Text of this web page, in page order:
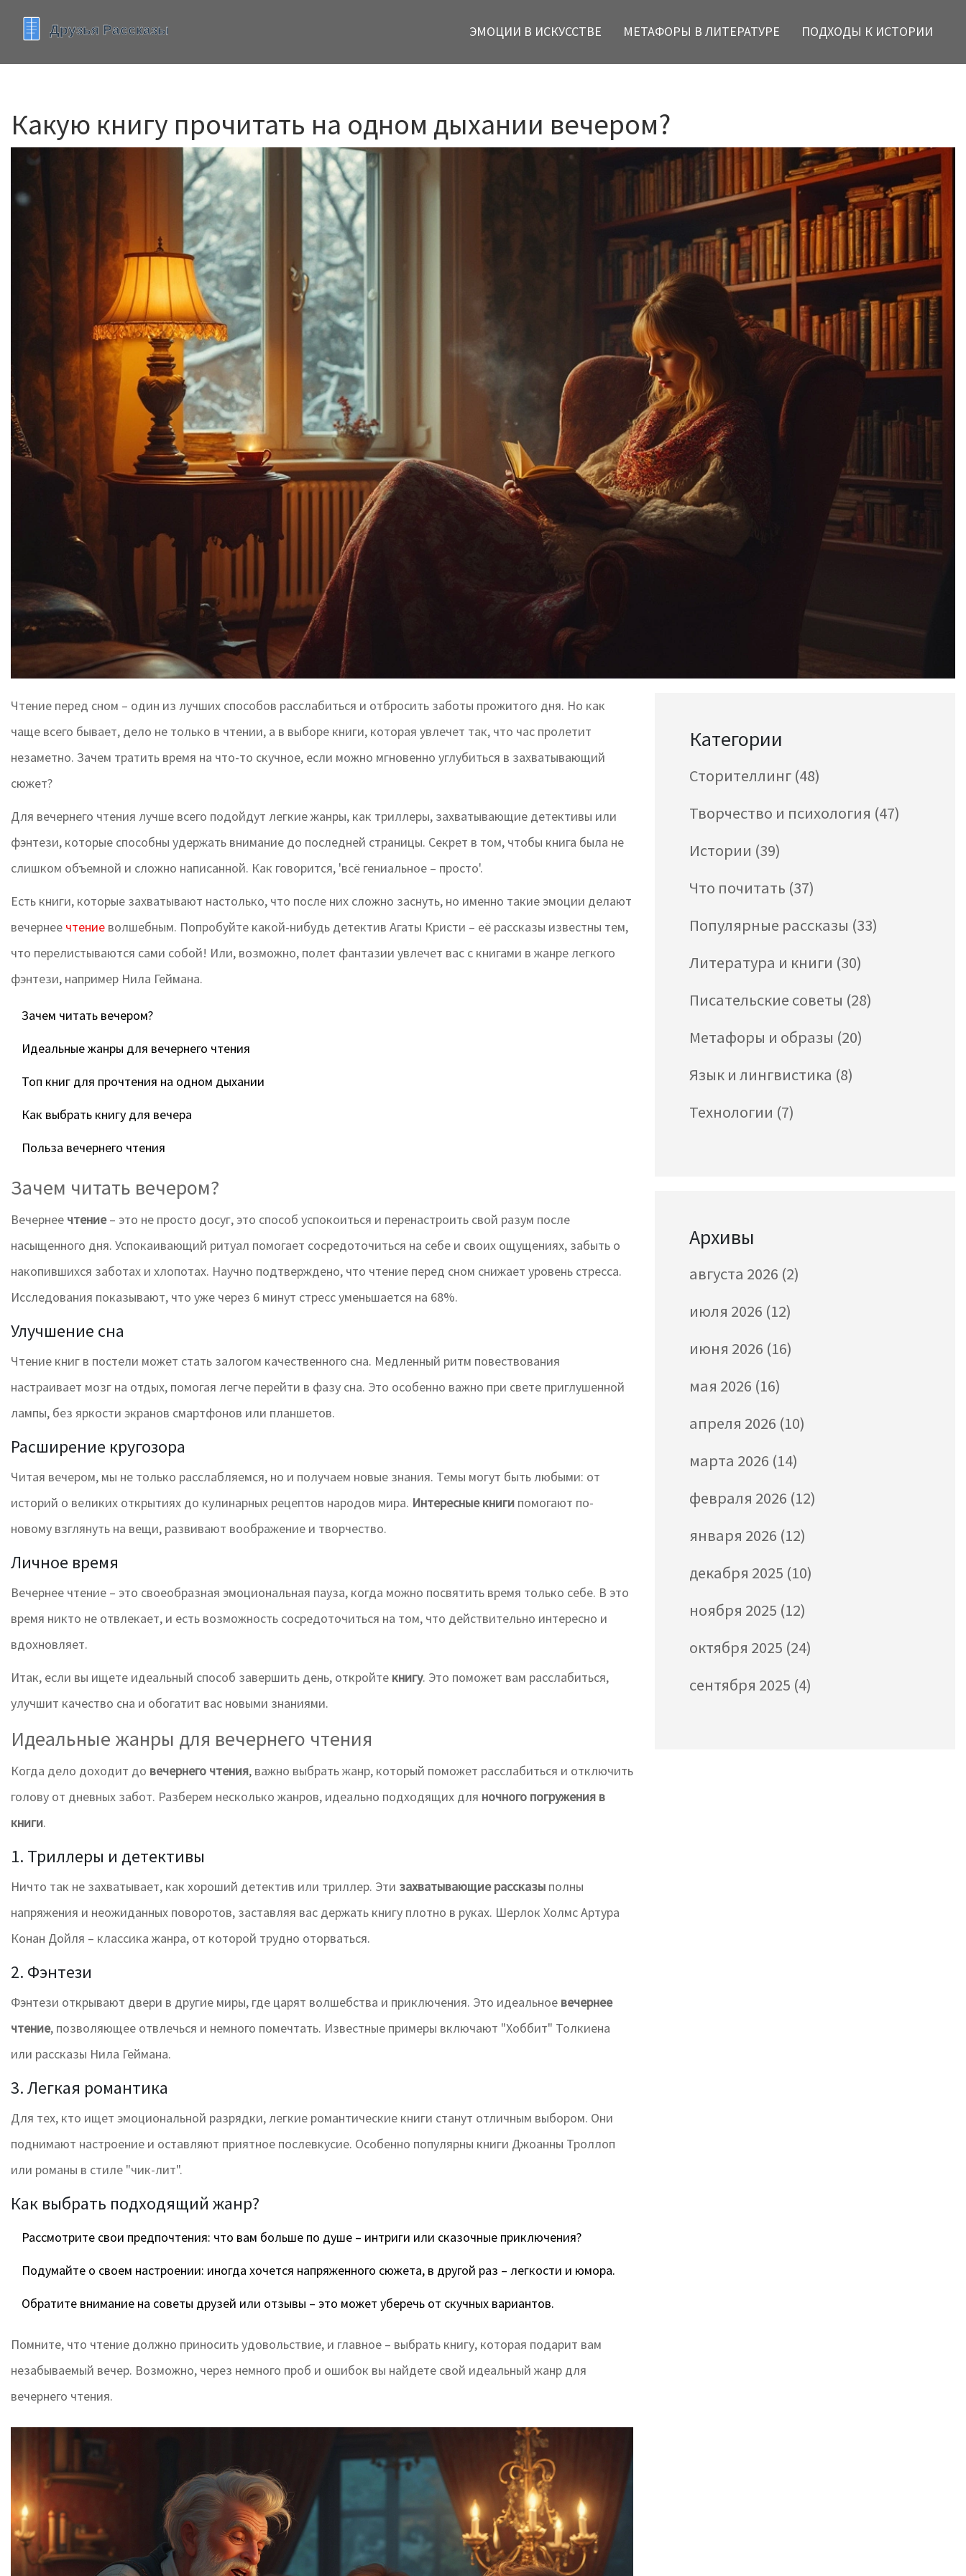
ЭМОЦИИ В ИСКУССТВЕ МЕТАФОРЫ В ЛИТЕРАТУРЕ ПОДХОДЫ К ИСТОРИИ
Какую книгу прочитать на одном дыхании вечером?
Чтение перед сном – один из лучших способов расслабиться и отбросить заботы прожитого дня. Но как
чаще всего бывает, дело не только в чтении, а в выборе книги, которая увлечет так, что час пролетит
незаметно. Зачем тратить время на что-то скучное, если можно мгновенно углубиться в захватывающий
сюжет?
Для вечернего чтения лучше всего подойдут легкие жанры, как триллеры, захватывающие детективы или
фэнтези, которые способны удержать внимание до последней страницы. Секрет в том, чтобы книга была не
слишком объемной и сложно написанной. Как говорится, 'всё гениальное – просто'.
Есть книги, которые захватывают настолько, что после них сложно заснуть, но именно такие эмоции делают
вечернее чтение волшебным. Попробуйте какой-нибудь детектив Агаты Кристи – её рассказы известны тем,
что перелистываются сами собой! Или, возможно, полет фантазии увлечет вас с книгами в жанре легкого
фэнтези, например Нила Геймана.
Зачем читать вечером?
Идеальные жанры для вечернего чтения
Топ книг для прочтения на одном дыхании
Как выбрать книгу для вечера
Польза вечернего чтения
Зачем читать вечером?
Вечернее чтение– это не просто досуг, это способ успокоиться и перенастроить свой разум после
насыщенного дня. Успокаивающий ритуал помогает сосредоточиться на себе и своих ощущениях, забыть о
накопившихся заботах и хлопотах. Научно подтверждено, что чтение перед сном снижает уровень стресса.
Исследования показывают, что уже через 6 минут стресс уменьшается на 68%.
Улучшение сна
Чтение книг в постели может стать залогом качественного сна. Медленный ритм повествования
настраивает мозг на отдых, помогая легче перейти в фазу сна. Это особенно важно при свете приглушенной
лампы, без яркости экранов смартфонов или планшетов.
Расширение кругозора
Читая вечером, мы не только расслабляемся, но и получаем новые знания. Темы могут быть любыми: от
историй о великих открытиях до кулинарных рецептов народов мира. Интересные книги помогают по-
новому взглянуть на вещи, развивают воображение и творчество.
Личное время
Вечернее чтение – это своеобразная эмоциональная пауза, когда можно посвятить время только себе. В это
время никто не отвлекает, и есть возможность сосредоточиться на том, что действительно интересно и
вдохновляет.
Итак, если вы ищете идеальный способ завершить день, откройте книгу. Это поможет вам расслабиться,
улучшит качество сна и обогатит вас новыми знаниями.
Идеальные жанры для вечернего чтения
Когда дело доходит до вечернего чтения, важно выбрать жанр, который поможет расслабиться и отключить
голову от дневных забот. Разберем несколько жанров, идеально подходящих для ночного погружения в
книги.
1. Триллеры и детективы
Ничто так не захватывает, как хороший детектив или триллер. Эти захватывающие рассказы полны
напряжения и неожиданных поворотов, заставляя вас держать книгу плотно в руках. Шерлок Холмс Артура
Конан Дойля – классика жанра, от которой трудно оторваться.
2. Фэнтези
Фэнтези открывают двери в другие миры, где царят волшебства и приключения. Это идеальное вечернее
чтение, позволяющее отвлечься и немного помечтать. Известные примеры включают "Хоббит" Толкиена
или рассказы Нила Геймана.
3. Легкая романтика
Для тех, кто ищет эмоциональной разрядки, легкие романтические книги станут отличным выбором. Они
поднимают настроение и оставляют приятное послевкусие. Особенно популярны книги Джоанны Троллоп
или романы в стиле "чик-лит".
Как выбрать подходящий жанр?
Рассмотрите свои предпочтения: что вам больше по душе – интриги или сказочные приключения?
Подумайте о своем настроении: иногда хочется напряженного сюжета, в другой раз – легкости и юмора.
Обратите внимание на советы друзей или отзывы – это может уберечь от скучных вариантов.
Помните, что чтение должно приносить удовольствие, и главное – выбрать книгу, которая подарит вам
незабываемый вечер. Возможно, через немного проб и ошибок вы найдете свой идеальный жанр для
вечернего чтения.
Категории
Сторителлинг (48)
Творчество и психология (47)
Истории (39)
Что почитать (37)
Популярные рассказы (33)
Литература и книги (30)
Писательские советы (28)
Метафоры и образы (20)
Язык и лингвистика (8)
Технологии (7)
Архивы
августа 2026 (2)
июля 2026 (12)
июня 2026 (16)
мая 2026 (16)
апреля 2026 (10)
марта 2026 (14)
февраля 2026 (12)
января 2026 (12)
декабря 2025 (10)
ноября 2025 (12)
октября 2025 (24)
сентября 2025 (4)